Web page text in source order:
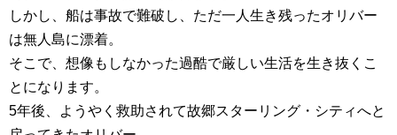
しかし、船は事故で難破し、ただ一人生き残ったオリバー
は無人島に漂着。
そこで、想像もしなかった過酷で厳しい生活を生き抜くこ
とになります。
5年後、ようやく救助されて故郷スターリング・シティへと